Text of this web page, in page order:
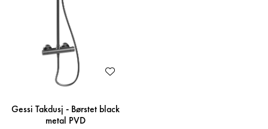
Gessi Takdusj - Børstet black
metal PVD